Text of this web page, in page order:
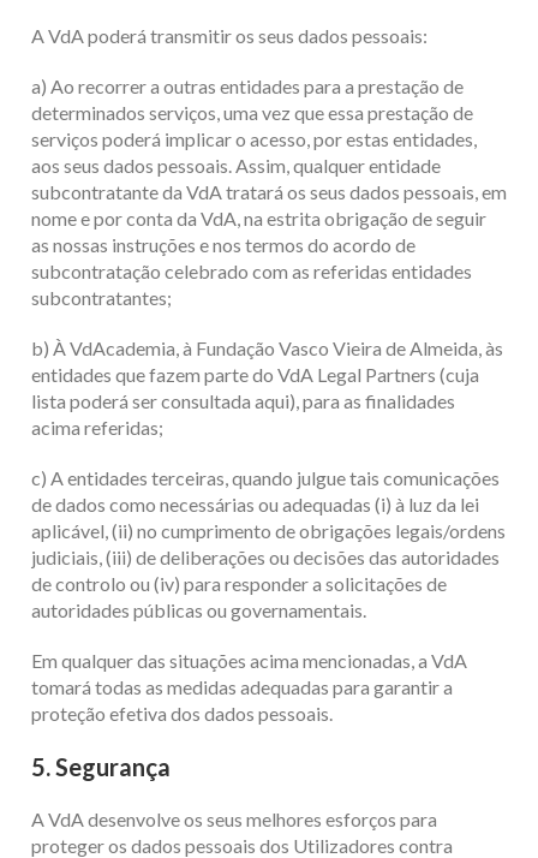
A VdA poderá transmitir os seus dados pessoais:
a) Ao recorrer a outras entidades para a prestação de
determinados serviços, uma vez que essa prestação de
serviços poderá implicar o acesso, por estas entidades,
aos seus dados pessoais. Assim, qualquer entidade
subcontratante da VdA tratará os seus dados pessoais, em
nome e por conta da VdA, na estrita obrigação de seguir
as nossas instruções e nos termos do acordo de
subcontratação celebrado com as referidas entidades
subcontratantes;
b) À VdAcademia, à Fundação Vasco Vieira de Almeida, às
entidades que fazem parte do VdA Legal Partners (cuja
lista poderá ser consultada aqui), para as finalidades
acima referidas;
c) A entidades terceiras, quando julgue tais comunicações
de dados como necessárias ou adequadas (i) à luz da lei
aplicável, (ii) no cumprimento de obrigações legais/ordens
judiciais, (iii) de deliberações ou decisões das autoridades
de controlo ou (iv) para responder a solicitações de
autoridades públicas ou governamentais.
Em qualquer das situações acima mencionadas, a VdA
tomará todas as medidas adequadas para garantir a
proteção efetiva dos dados pessoais.
5. Segurança
A VdA desenvolve os seus melhores esforços para
proteger os dados pessoais dos Utilizadores contra